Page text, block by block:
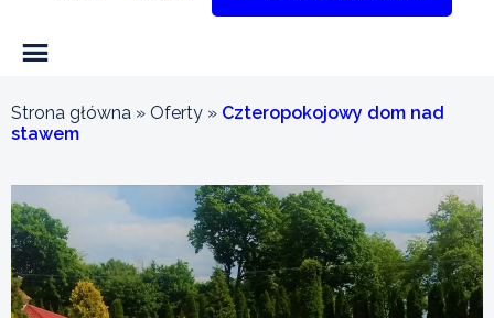
Strona główna » Oferty » Czteropokojowy dom nad
stawem